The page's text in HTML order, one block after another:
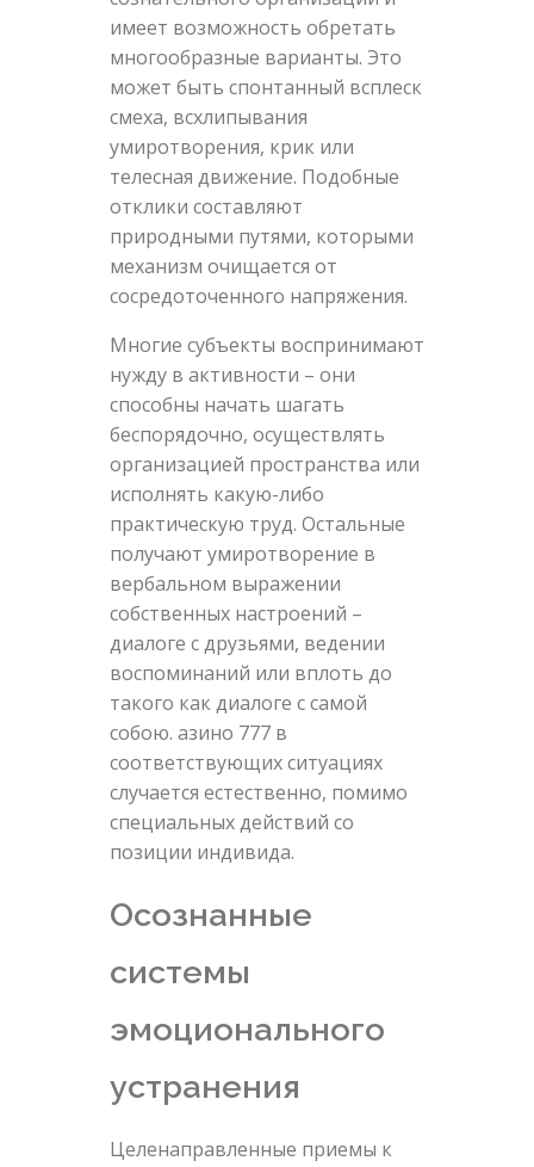
имеет возможность обретать
многообразные варианты. Это
может быть спонтанный всплеск
смеха, всхлипывания
умиротворения, крик или
телесная движение. Подобные
отклики составляют
природными путями, которыми
механизм очищается от
сосредоточенного напряжения.
Многие субъекты воспринимают
нужду в активности – они
способны начать шагать
беспорядочно, осуществлять
организацией пространства или
исполнять какую-либо
практическую труд. Остальные
получают умиротворение в
вербальном выражении
собственных настроений –
диалоге с друзьями, ведении
воспоминаний или вплоть до
такого как диалоге с самой
собою. азино 777 в
соответствующих ситуациях
случается естественно, помимо
специальных действий со
позиции индивида.
Осознанные
системы
эмоционального
устранения
Целенаправленные приемы к